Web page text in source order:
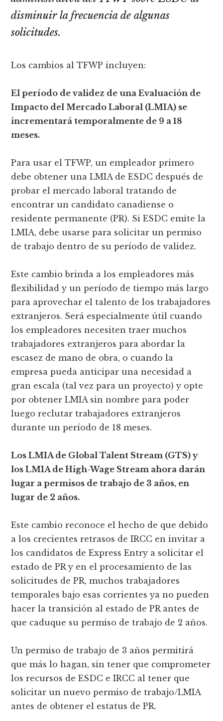
disminuir la frecuencia de algunas
solicitudes.
Los cambios al TFWP incluyen:
El período de validez de una Evaluación de
Impacto del Mercado Laboral (LMIA) se
incrementará temporalmente de 9 a 18
meses.
Para usar el TFWP, un empleador primero
debe obtener una LMIA de ESDC después de
probar el mercado laboral tratando de
encontrar un candidato canadiense o
residente permanente (PR). Si ESDC emite la
LMIA, debe usarse para solicitar un permiso
de trabajo dentro de su período de validez.
Este cambio brinda a los empleadores más
flexibilidad y un período de tiempo más largo
para aprovechar el talento de los trabajadores
extranjeros. Será especialmente útil cuando
los empleadores necesiten traer muchos
trabajadores extranjeros para abordar la
escasez de mano de obra, o cuando la
empresa pueda anticipar una necesidad a
gran escala (tal vez para un proyecto) y opte
por obtener LMIA sin nombre para poder
luego reclutar trabajadores extranjeros
durante un período de 18 meses.
Los LMIA de Global Talent Stream (GTS) y
los LMIA de High-Wage Stream ahora darán
lugar a permisos de trabajo de 3 años, en
lugar de 2 años.
Este cambio reconoce el hecho de que debido
a los crecientes retrasos de IRCC en invitar a
los candidatos de Express Entry a solicitar el
estado de PR y en el procesamiento de las
solicitudes de PR, muchos trabajadores
temporales bajo esas corrientes ya no pueden
hacer la transición al estado de PR antes de
que caduque su permiso de trabajo de 2 años.
Un permiso de trabajo de 3 años permitirá
que más lo hagan, sin tener que comprometer
los recursos de ESDC e IRCC al tener que
solicitar un nuevo permiso de trabajo/LMIA
antes de obtener el estatus de PR.